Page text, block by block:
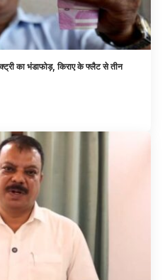
का भंडाफोड़, किराए के फ्लैट से तीन